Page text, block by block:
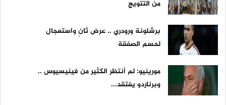
من التتويج
برشلونة ورودري .. عرض ثانٍ واستعجال
لحسم الصفقة
مورينيو: لم أنتظر الكثير من فينيسيوس ..
وبرناردو يفتقد...